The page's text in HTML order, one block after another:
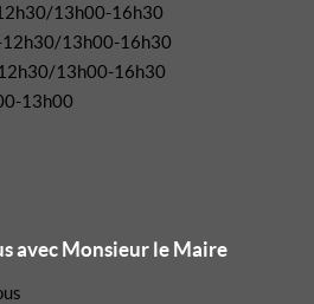
13h00-16h30
13h00-16h30
13h00-16h30
13h00
avec Monsieur le Maire